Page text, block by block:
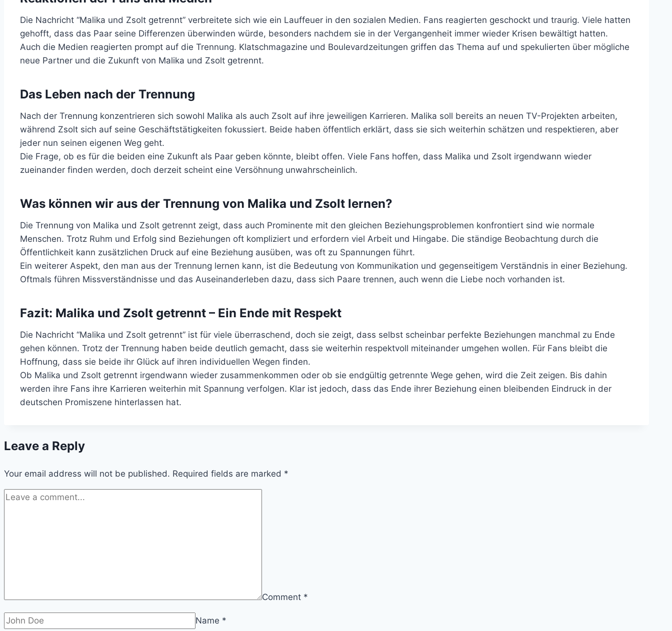
Die Nachricht “Malika und Zsolt getrennt” verbreitete sich wie ein Lauffeuer in den sozialen Medien. Fans reagierten geschockt und traurig. Viele hatten
gehofft, dass das Paar seine Differenzen überwinden würde, besonders nachdem sie in der Vergangenheit immer wieder Krisen bewältigt hatten.
Auch die Medien reagierten prompt auf die Trennung. Klatschmagazine und Boulevardzeitungen griffen das Thema auf und spekulierten über mögliche
neue Partner und die Zukunft von Malika und Zsolt getrennt.
Das Leben nach der Trennung
Nach der Trennung konzentrieren sich sowohl Malika als auch Zsolt auf ihre jeweiligen Karrieren. Malika soll bereits an neuen TV-Projekten arbeiten,
während Zsolt sich auf seine Geschäftstätigkeiten fokussiert. Beide haben öffentlich erklärt, dass sie sich weiterhin schätzen und respektieren, aber
jeder nun seinen eigenen Weg geht.
Die Frage, ob es für die beiden eine Zukunft als Paar geben könnte, bleibt offen. Viele Fans hoffen, dass Malika und Zsolt irgendwann wieder
zueinander finden werden, doch derzeit scheint eine Versöhnung unwahrscheinlich.
Was können wir aus der Trennung von Malika und Zsolt lernen?
Die Trennung von Malika und Zsolt getrennt zeigt, dass auch Prominente mit den gleichen Beziehungsproblemen konfrontiert sind wie normale
Menschen. Trotz Ruhm und Erfolg sind Beziehungen oft kompliziert und erfordern viel Arbeit und Hingabe. Die ständige Beobachtung durch die
Öffentlichkeit kann zusätzlichen Druck auf eine Beziehung ausüben, was oft zu Spannungen führt.
Ein weiterer Aspekt, den man aus der Trennung lernen kann, ist die Bedeutung von Kommunikation und gegenseitigem Verständnis in einer Beziehung.
Oftmals führen Missverständnisse und das Auseinanderleben dazu, dass sich Paare trennen, auch wenn die Liebe noch vorhanden ist.
Fazit: Malika und Zsolt getrennt – Ein Ende mit Respekt
Die Nachricht “Malika und Zsolt getrennt” ist für viele überraschend, doch sie zeigt, dass selbst scheinbar perfekte Beziehungen manchmal zu Ende
gehen können. Trotz der Trennung haben beide deutlich gemacht, dass sie weiterhin respektvoll miteinander umgehen wollen. Für Fans bleibt die
Hoffnung, dass sie beide ihr Glück auf ihren individuellen Wegen finden.
Ob Malika und Zsolt getrennt irgendwann wieder zusammenkommen oder ob sie endgültig getrennte Wege gehen, wird die Zeit zeigen. Bis dahin
werden ihre Fans ihre Karrieren weiterhin mit Spannung verfolgen. Klar ist jedoch, dass das Ende ihrer Beziehung einen bleibenden Eindruck in der
deutschen Promiszene hinterlassen hat.
Leave a Reply
Your email address will not be published. Required fields are marked *
Comment *
Name *